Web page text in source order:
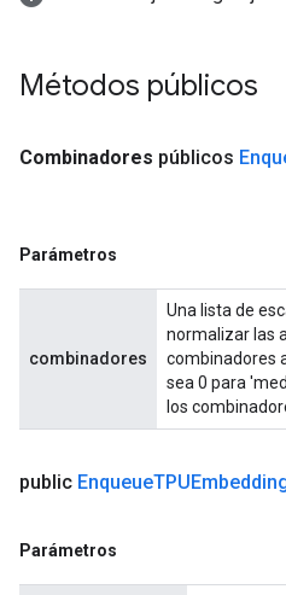
Métodos públicos
Combinadores públicos
Parámetros
combinadores
Una lista de
normalizar las
combinadores
sea 0 para
los
public Enqueue
Parámetros